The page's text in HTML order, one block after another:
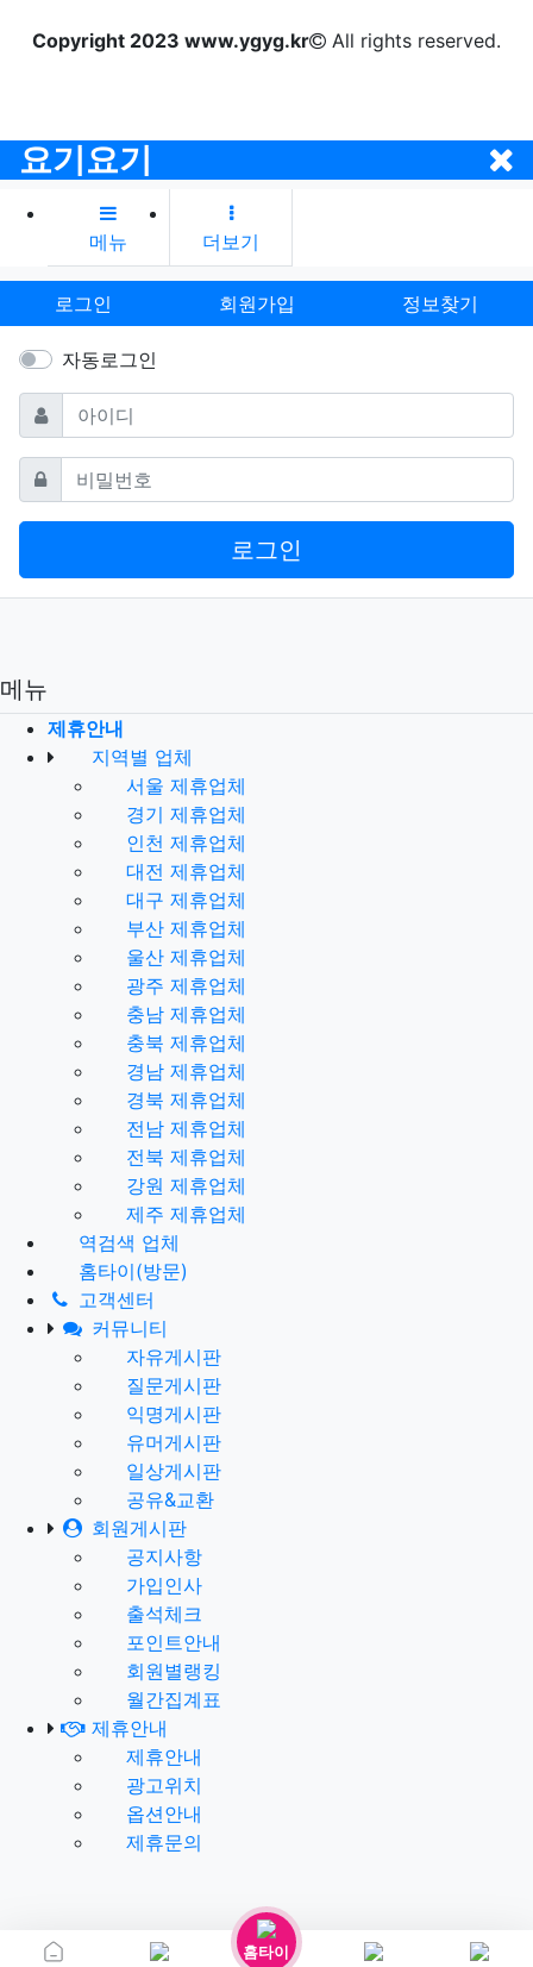
홈타이
Copyright 2023 www.ygyg.kr All rights reserved.
요기요기
메뉴 더보기
로그인 회원가입 정보찾기
자동로그인
아이디
필수
비밀번호필수
로그인
메뉴
제휴안내
지역별 업체
서울 제휴업체
경기 제휴업체
인천 제휴업체
대전 제휴업체
대구 제휴업체
부산 제휴업체
울산 제휴업체
광주 제휴업체
충남 제휴업체
충북 제휴업체
경남 제휴업체
경북 제휴업체
전남 제휴업체
전북 제휴업체
강원 제휴업체
제주 제휴업체
역검색 업체
홈타이(방문)
고객센터
커뮤니티
자유게시판
질문게시판
익명게시판
유머게시판
일상게시판
공유&교환
회원게시판
공지사항
가입인사
출석체크
포인트안내
회원별랭킹
월간집계표
제휴안내
제휴안내
광고위치
옵션안내
제휴문의